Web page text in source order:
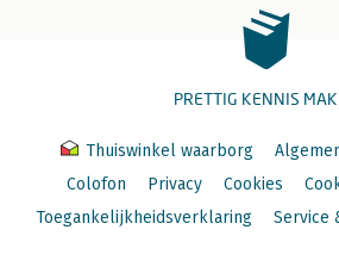
PRETTIG KENNIS
Thuiswinkel waarborg
Colofon
Privacy Cookies
Toegankelijkheidsverklaring
Service